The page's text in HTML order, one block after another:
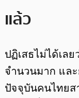
แล้ว
ปฏิเสธไม่ได้เลย
จำนวนมาก แล
ปัจจุบันคนไทยส